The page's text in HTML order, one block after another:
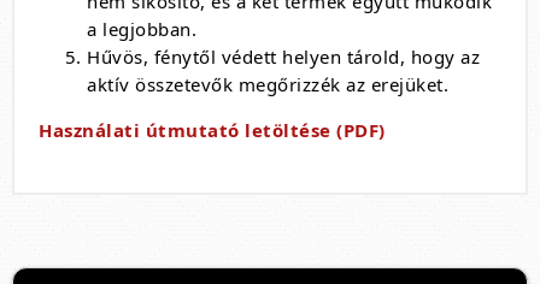
a legjobban.
Hűvös, fénytől védett helyen tárold, hogy az
aktív összetevők megőrizzék az erejüket.
Használati útmutató letöltése (PDF)